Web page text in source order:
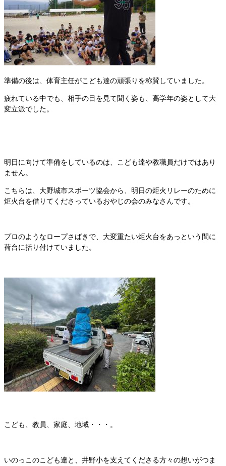
準備の後は、体育主任がこども達の頑張りを称賛していました。
疲れている中でも、相手の目を見て聞く姿も、高学年の姿として大
変立派でした。
明日に向けて準備をしているのは、こども達や教職員だけではあり
ません。
こちらは、大野城市スポーツ協会から、明日の炬火リレーのために
炬火台を借りてくださっているおやじの会のみなさんです。
プロのようなロープさばきで、大変重たい炬火台をあっという間に
荷台に括り付けていました。
こども、教員、家庭、地域・・・。
いのっこのこども達と、井野小を支えてくださる方々の想いがつま